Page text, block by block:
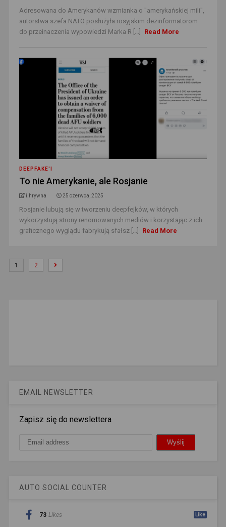
Adresowana do Amerykanów wzmianka o "amerykańskiej mili",
autorstwa szefa NATO posłużyła rosyjskim dezinformatorom
do przeinaczenia wypowiedzi Marka R [...]
Read More
DEEPFAKE'I
To nie Amerykanie, ale Rosjanie
i.hrywna 25 czerwca, 2025
Rosjanie lubują się w tworzeniu deepfejków, w których
wykorzystują strony renomowanych mediów i korzystając z ich
graficznego wyglądu fabrykują sfałsz [...]
Read More
1 2
EMAIL NEWSLETTER
Zapisz się do newslettera
AUTO SOCIAL COUNTER
73 Likes Like